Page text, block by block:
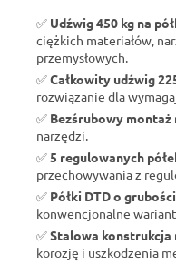
✅ Udźwig 450 kg na
ciężkich materiałów,
przemysłowych.
✅Całkowity udźwig
rozwiązanie dla
✅ Bezśrubowy montaż
narzędzi.
✅ 5 regulowanych
przechowywania z
✅ Półki DTD o
konwencjonalne
✅Stalowa konstrukcja
korozję i uszkodzenia